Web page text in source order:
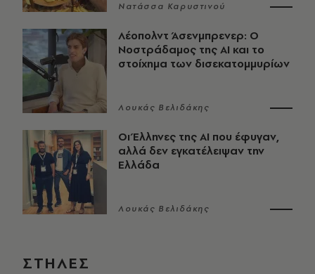
Νατάσσα Καρυστινού
Λέοπολντ Άσενμπρενερ: Ο
Νοστράδαμος της AI και το
στοίχημα των δισεκατομμυρίων
Λουκάς Βελιδάκης
Οι Έλληνες της ΑΙ που έφυγαν,
αλλά δεν εγκατέλειψαν την
Ελλάδα
Λουκάς Βελιδάκης
ΣΤΗΛΕΣ